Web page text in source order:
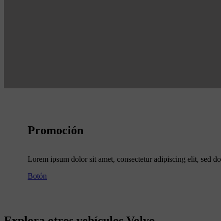
Promoción
Lorem ipsum dolor sit amet, consectetur adipiscing elit, sed
Botón